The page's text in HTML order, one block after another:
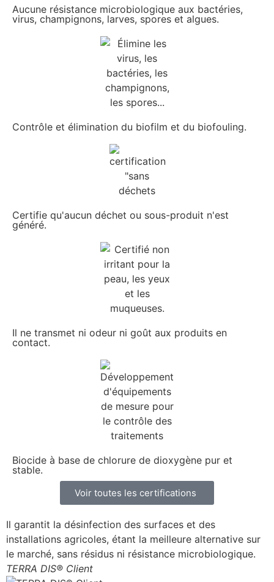
Aucune résistance microbiologique aux bactéries,
virus, champignons, larves, spores et algues.
Contrôle et élimination du biofilm et du biofouling.
Certifie qu'aucun déchet ou sous-produit n'est
généré.
Il ne transmet ni odeur ni goût aux produits en
contact.
Biocide à base de chlorure de dioxygène pur et
stable.
Voir toutes les certifications
Il garantit la désinfection des surfaces et des
installations agricoles, étant la meilleure alternative sur
le marché, sans résidus ni résistance microbiologique.
TERRA DIS® Client